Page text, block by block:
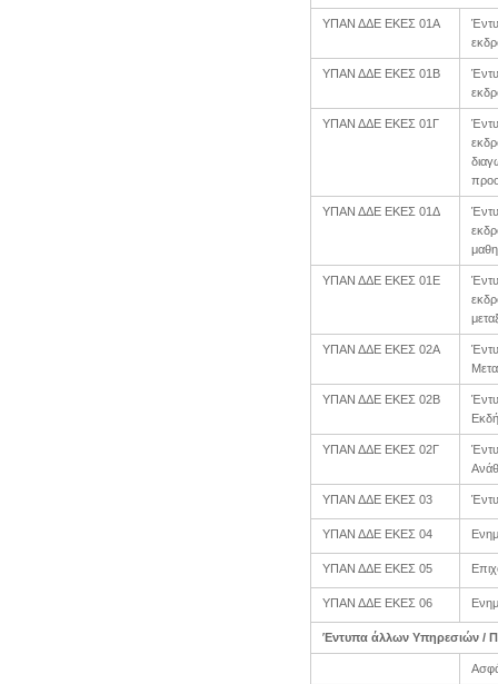
ΥΠΑΝ ΔΔΕ ΕΚΕΣ 01Α
ΥΠΑΝ ΔΔΕ ΕΚΕΣ 01Β
ΥΠΑΝ ΔΔΕ ΕΚΕΣ 01Γ
ΥΠΑΝ ΔΔΕ ΕΚΕΣ 01Δ
ΥΠΑΝ ΔΔΕ ΕΚΕΣ 01Ε
ΥΠΑΝ ΔΔΕ ΕΚΕΣ 02Α
ΥΠΑΝ ΔΔΕ ΕΚΕΣ 02Β
ΥΠΑΝ ΔΔΕ ΕΚΕΣ 02Γ
ΥΠΑΝ ΔΔΕ ΕΚΕΣ 03
ΥΠΑΝ ΔΔΕ ΕΚΕΣ 04
ΥΠΑΝ ΔΔΕ ΕΚΕΣ 05
ΥΠΑΝ ΔΔΕ ΕΚΕΣ 06
Έντυπα άλλων Υπηρεσιών /